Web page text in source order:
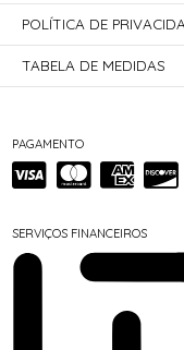
PAGAMENTO
SERVIÇOS FINANCEIROS
POLÍTICA DE
TABELA DE MEDIDAS